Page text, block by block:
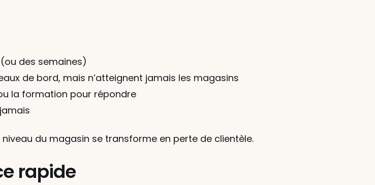
des semaines)
de bord, mais n’atteignent jamais les magasins
la formation pour répondre
du magasin se transforme en perte de clientèle.
rapide